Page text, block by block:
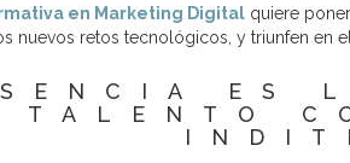
en Marketing Digital quiere
nuevos retos tecnológicos, y triunfen en
ES
TALENTO